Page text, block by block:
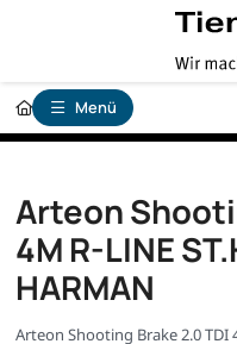
Menü
Arteon
4M R-LINE
HARMAN
Arteon Shooting Brake 2.0 TDI